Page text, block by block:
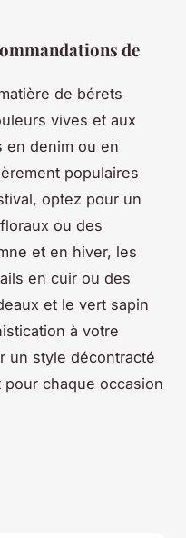
de
de bérets
vives et aux
en denim ou en
populaires
optez pour un
ou des
et en hiver, les
en cuir ou des
et le vert sapin
à votre
un style décontracté
chaque occasion